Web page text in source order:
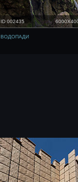
ID 002435
ВОДОПАДИ